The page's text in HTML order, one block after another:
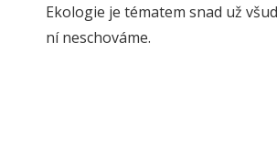
Ekologie je tématem snad už
ní neschováme.